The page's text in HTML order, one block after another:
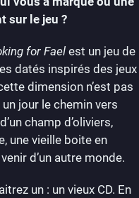
sur le jeu ?
for Faelest un jeu de
datés inspirés des jeux
dimension n’est pas
jour le chemin vers
champ d’oliviers,
une vieille boite en
d’un autre monde.
un : un vieux CD. En